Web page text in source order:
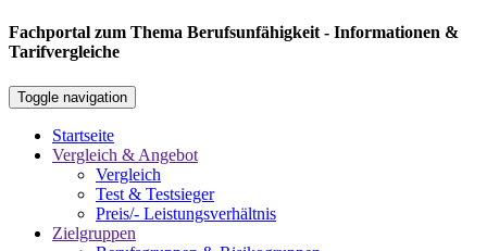
Fachportal zum Thema Berufsunfähigkeit - Informationen &
Tarifvergleiche
Toggle navigation
Startseite
Vergleich & Angebot
Vergleich
Test & Testsieger
Preis/- Leistungsverhältnis
Zielgruppen